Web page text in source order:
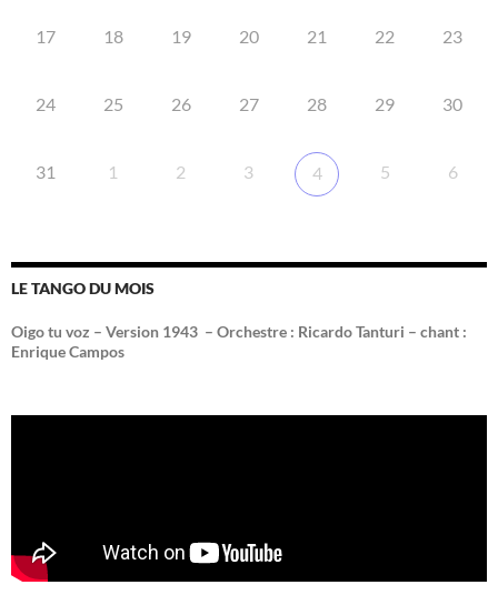
17 18 19 20 21 22 23
24 25 26 27 28 29 30
31 1 2 3 4 5 6
LE TANGO DU MOIS
Oigo tu voz – Version 1943 – Orchestre : Ricardo Tanturi – chant :
Enrique Campos